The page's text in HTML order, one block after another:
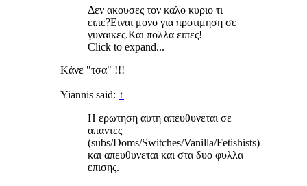
Δεν ακουσες τον καλο κυριο τι
ειπε?Ειναι μονο για προτιμηση σε
γυναικες.Και πολλα ειπες!
Click to expand...
Kάνε "τσα" !!!
Yiannis said: ↑
Η ερωτηση αυτη απευθυνεται σε
απαντες
(subs/Doms/Switches/Vanilla/Fetishists)
και απευθυνεται και στα δυο φυλλα
επισης.